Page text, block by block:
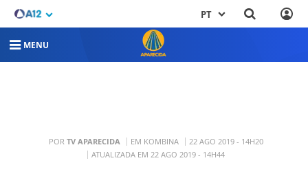
PT
MENU
POR TV APARECIDA EM KOMBINA
22 AGO 2019 - 14H20
ATUALIZADA EM 22 AGO 2019 - 14H44